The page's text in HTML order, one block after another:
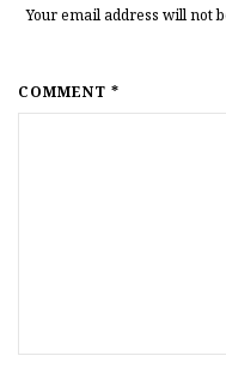
Your email address will not
COMMENT *